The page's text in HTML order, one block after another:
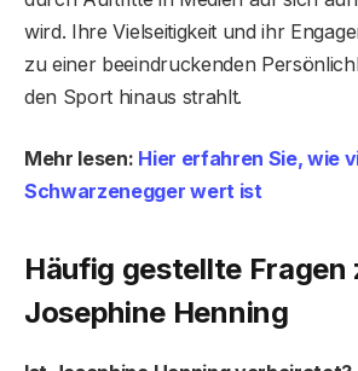
wird. Ihre Vielseitigkeit und ihr
zu einer beeindruckenden
den Sport hinaus strahlt.
Mehr lesen: Hier erfahren Sie, wie
Schwarzenegger wert ist
Häufig gestellte Fragen
Josephine Henning